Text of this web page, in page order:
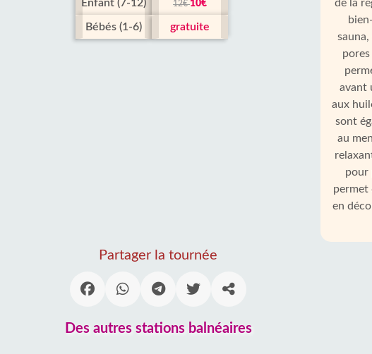
de la
avant
aux
sont
au
pour
permet
en
Enfant (7-12) 12€10€
Bébés (1-6) gratuite
Partager la tournée
Des autres stations balnéaires